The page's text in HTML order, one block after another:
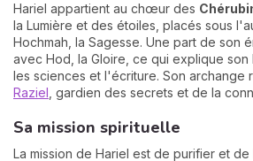
Hariel appartient au chœur des
la Lumière et des étoiles, placés sous
Hochmah, la Sagesse. Une part de son
avec Hod, la Gloire, ce qui explique son
les sciences et l'écriture. Son archange
Raziel , gardien des secrets et de la
Sa mission spirituelle
La mission de Hariel est de purifier et de